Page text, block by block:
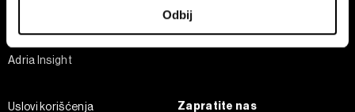
saglasnost u Deklaraciji o kolačićima.
Zajednički rukovaoci su HD-WIN ARENA SPORT d.o.o. i
Odbij
Analiza
Adria Insight
Uslovi korišćenja
Zapratite nas